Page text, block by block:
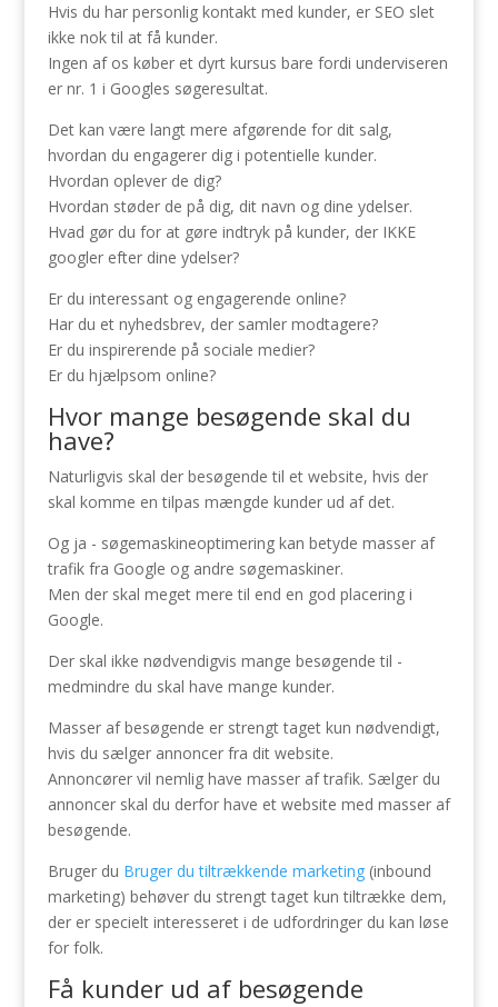
Hvis du har personlig kontakt med kunder, er SEO slet
ikke nok til at få kunder.
Ingen af os køber et dyrt kursus bare fordi underviseren
er nr. 1 i Googles søgeresultat.
Det kan være langt mere afgørende for dit salg,
hvordan du engagerer dig i potentielle kunder.
Hvordan oplever de dig?
Hvordan støder de på dig, dit navn og dine ydelser.
Hvad gør du for at gøre indtryk på kunder, der IKKE
googler efter dine ydelser?
Er du interessant og engagerende online?
Har du et nyhedsbrev, der samler modtagere?
Er du inspirerende på sociale medier?
Er du hjælpsom online?
Hvor mange besøgende skal du
have?
Naturligvis skal der besøgende til et website, hvis der
skal komme en tilpas mængde kunder ud af det.
Og ja - søgemaskineoptimering kan betyde masser af
trafik fra Google og andre søgemaskiner.
Men der skal meget mere til end en god placering i
Google.
Der skal ikke nødvendigvis mange besøgende til -
medmindre du skal have mange kunder.
Masser af besøgende er strengt taget kun nødvendigt,
hvis du sælger annoncer fra dit website.
Annoncører vil nemlig have masser af trafik. Sælger du
annoncer skal du derfor have et website med masser af
besøgende.
Bruger du Bruger du tiltrækkende marketing(inbound
marketing) behøver du strengt taget kun tiltrække dem,
der er specielt interesseret i de udfordringer du kan løse
for folk.
Få kunder ud af besøgende